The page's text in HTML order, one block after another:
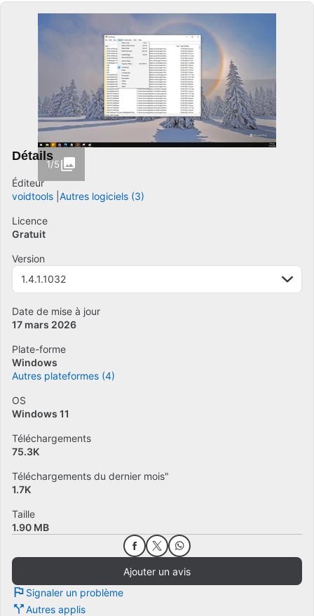
1/5
Détails
Éditeur
voidtools Autres logiciels (3)
Licence
Gratuit
Version
1.4.1.1032
Date de mise à jour
17 mars 2026
Plate-forme
Windows
Autres plateformes (4)
OS
Windows 11
Téléchargements
75.3K
Téléchargements du dernier mois"
1.7K
Taille
1.90 MB
Ajouter un avis
Signaler un problème
Autres applis